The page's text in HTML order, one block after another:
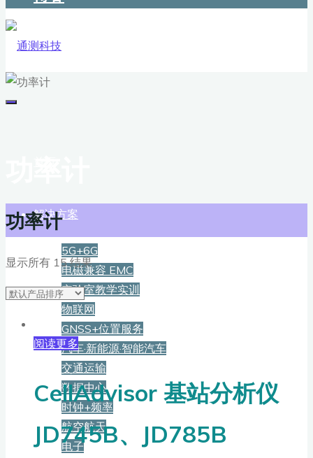
解决方案
5G+6G
电磁兼容 EMC
实验室教学实训
物联网
GNSS+位置服务
汽车·新能源·智能汽车
交通运输
数据中心
时钟+频率
航空航天
电子
功率计
显示所有 15 结果
阅读更多
CellAdvisor 基站分析仪
JD745B、JD785B